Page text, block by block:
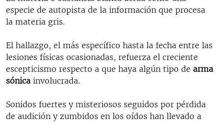
especie de autopista de la información que procesa
la materia gris.
El hallazgo, el más específico hasta la fecha entre las
lesiones físicas ocasionadas, refuerza el creciente
escepticismo respecto a que haya algún tipo de arma
sónica involucrada.
Sonidos fuertes y misteriosos seguidos por pérdida
de audición y zumbidos en los oídos han llevado a